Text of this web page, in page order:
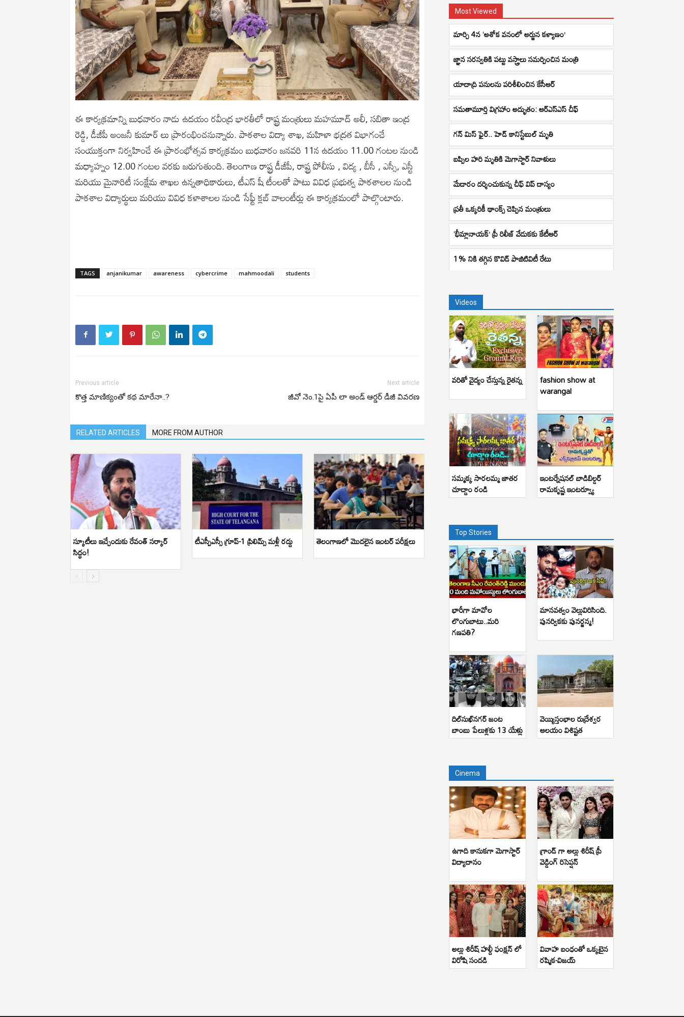
ఈ కార్యక్రమాన్ని బుధవారం నాడు ఉదయం రవీంద్ర భారతీలో రాష్ట్ర మంత్రులు మహమూద్ అలీ, సబితా ఇంద్ర
రెడ్డి, డీజీపీ అంజనీ కుమార్ లు ప్రారంభించనున్నారు. పాఠశాల విద్యా శాఖ, మహిళా భద్రత విభాగంచే
సంయుక్తంగా నిర్వహించే ఈ ప్రారంభోత్సవ కార్యక్రమం బుధవారం జనవరి 11న ఉదయం 11.00 గంటల నుండి
మధ్యాహ్నం 12.00 గంటల వరకు జరుగుతుంది. తెలంగాణ రాష్ట్ర డీజీపీ, రాష్ట్ర పోలీసు , విద్య , బీసీ , ఎస్సీ, ఎస్టీ
మరియు మైనారిటీ సంక్షేమ శాఖల ఉన్నతాధికారులు, టీఎస్ షీ టీంలతో పాటు వివిధ ప్రభుత్వ పాఠశాలల నుండి
పాఠశాల విద్యార్థులు మరియు వివిధ కళాశాలల నుండి సేఫ్టీ క్లబ్ వాలంటీర్లు ఈ కార్యక్రమంలో పాల్గొంటారు.
TAGS anjanikumar awareness cybercrime mahmoodali students
Previous article
కొత్త మాణిక్యంతో కథ మారేనా..?
Next article
జీవో నెం.1పై ఏపీ లా అండ్ ఆర్డర్ డీజీ వివరణ
RELATED ARTICLES MORE FROM AUTHOR
స్కూటీలు ఇచ్చేందుకు రేవంత్ సర్కార్
సిద్ధం!
టీఎస్పీఎస్సీ గ్రూప్-1 ప్రిలిమ్స్ మళ్లీ రద్దు తెలంగాణలో మొదలైన ఇంటర్ పరీక్షలు
Most Viewed
మార్చి 4న ‘అశోక వనంలో అర్జున కళ్యాణం’
జ్ఞాన సరస్వతికి పట్టు వస్త్రాలు సమర్పించిన మంత్రి
యాదాద్రి పనులను పరిశీలించిన కేసీఆర్
సమతామూర్తి విగ్రహాం అద్భుతం: ఆర్ఎస్ఎస్ చీఫ్
గన్ మిస్ ఫైర్.. హెడ్ కానిస్టేబుల్ మృతి
బప్పిల హరి మృతికి మెగాస్టార్ నివాళులు
మేడారం దర్శించుకున్న చీఫ్ విప్ దాస్యం
ప్రతీ ఒక్కరికీ థాంక్స్ చెప్పిన మంత్రులు
‘భీమ్లానాయక్’ ప్రీ రిలీజ్ వేడుకకు కేటీఆర్
1% నికి తగ్గిన కొవిడ్ పాజిటివిటీ రేటు
Videos
వరితో వైద్యం చేస్తున్న రైతన్న fashion show at
warangal
సమ్మక్క సారలమ్మ జాతర
చూద్దాం రండి
ఇంటర్నేషనల్ బాడిబిల్డర్
రామకృష్ణ ఇంటర్వ్యూ
Top Stories
భారీగా మావోల
లొంగుబాటు..మరి
గణపతి?
మానవత్వం వెల్లువిరిసింది.
పునర్వికకు పునర్జన్మ!
దిల్‌సుఖ్‌నగర్ జంట
బాంబు పేలుళ్లకు 13 యేళ్లు
వెయ్యిస్తంభాల రుద్రేశ్వర
ఆలయం విశిష్టత
Cinema
ఉగాది కానుకగా మెగాస్టార్
విద్యాదానం
గ్రాండ్ గా అల్లు శిరీష్ ప్రీ
వెడ్డింగ్ రిసెప్షన్
అల్లు శిరీష్ హల్దీ ఫంక్షన్ లో
విరోషి సందడి
వివాహ బంధంతో ఒక్కటైన
రష్మిక-విజయ్